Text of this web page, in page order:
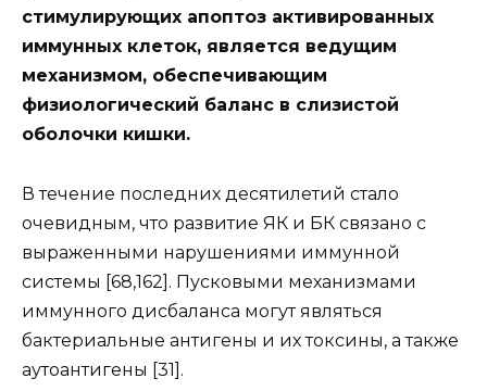
стимулирующих апоптоз активированных
иммунных клеток, является ведущим
механизмом, обеспечивающим
физиологический баланс в слизистой
оболочки кишки.
В течение последних десятилетий стало
очевидным, что развитие ЯК и БК связано с
выраженными нарушениями иммунной
системы [68,162]. Пусковыми механизмами
иммунного дисбаланса могут являться
бактериальные антигены и их токсины, а также
аутоантигены [31].